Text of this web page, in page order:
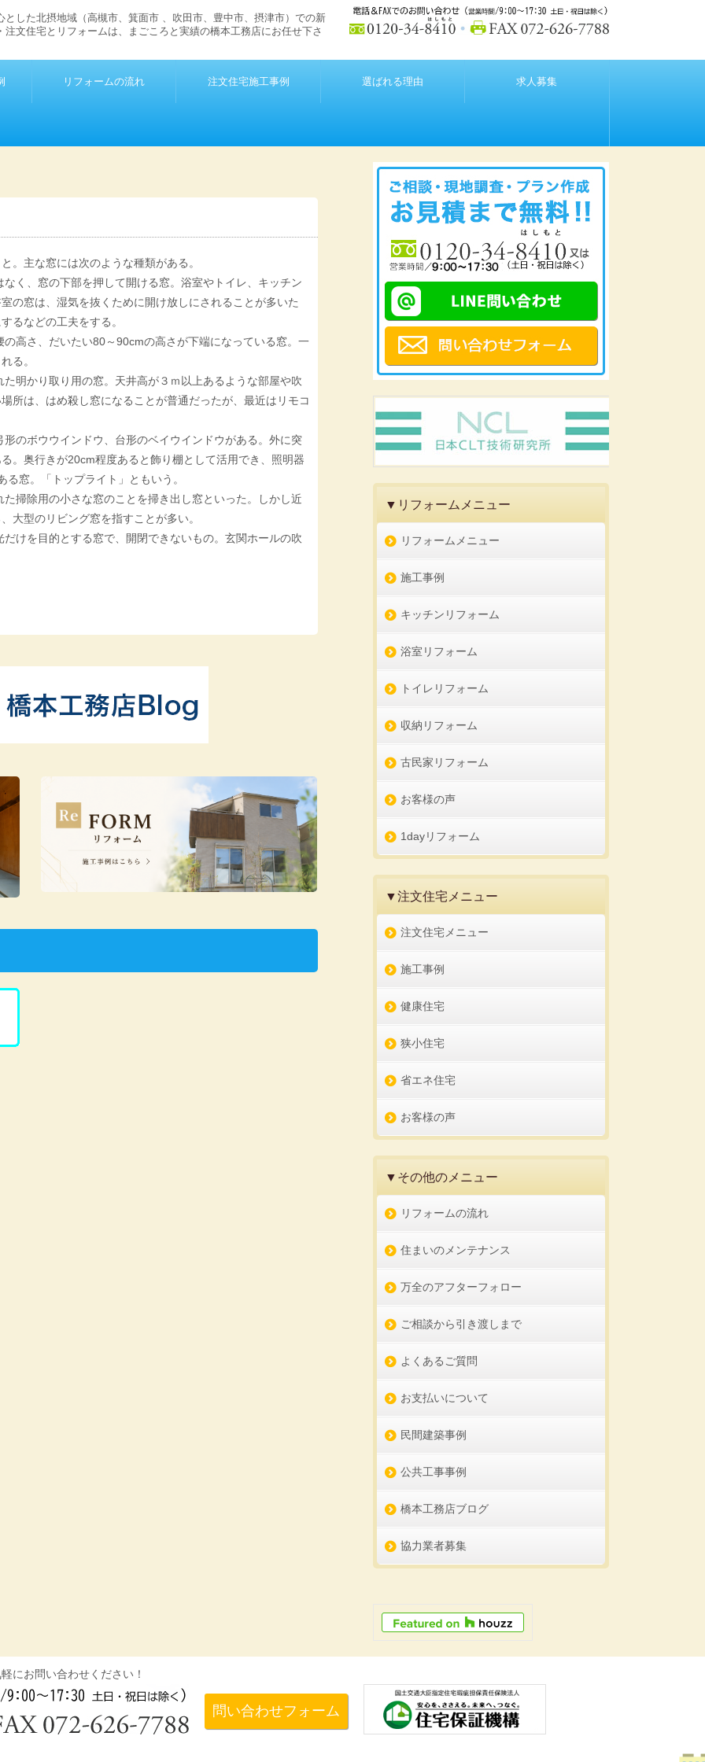
とした北摂地域（高槻市、箕面市 、吹田市、豊中市、摂津市）での新
注文住宅とリフォームは、まごころと実績の橋本工務店にお任せ下さ
リフォームの流れ 注文住宅施工事例 選ばれる理由 求人募集
。主な窓には次のような種類がある。
く、窓の下部を押して開ける窓。浴室やトイレ、キッチン
の窓は、湿気を抜くために開け放しにされることが多いた
るなどの工夫をする。
高さ、だいたい80～90cmの高さが下端になっている窓。一
る。
明かり取り用の窓。天井高が３ｍ以上あるような部屋や吹
所は、はめ殺し窓になることが普通だったが、最近はリモコ
のボウウインドウ、台形のベイウインドウがある。外に突
。奥行きが20cm程度あると飾り棚として活用でき、照明器
窓。「トップライト」ともいう。
掃除用の小さな窓のことを掃き出し窓といった。しかし近
大型のリビング窓を指すことが多い。
けを目的とする窓で、開閉できないもの。玄関ホールの吹
▼リフォームメニュー
リフォームメニュー
施工事例
キッチンリフォーム
浴室リフォーム
トイレリフォーム
収納リフォーム
古民家リフォーム
お客様の声
1dayリフォーム
▼注文住宅メニュー
注文住宅メニュー
施工事例
健康住宅
狭小住宅
省エネ住宅
お客様の声
▼その他のメニュー
リフォームの流れ
住まいのメンテナンス
万全のアフターフォロー
ご相談から引き渡しまで
よくあるご質問
お支払いについて
民間建築事例
公共工事事例
橋本工務店ブログ
協力業者募集
にお問い合わせください！
問い合わせフォーム